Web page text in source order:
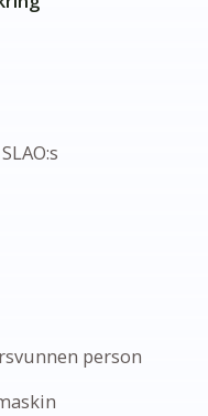
person